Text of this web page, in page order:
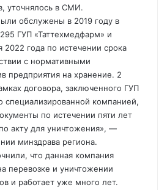
уточнялось в СМИ.
обслужены в 2019 году в
ГУП «Таттехмедфарм» и
2022 года по истечении срока
с нормативными
предприятия на хранение. 2
договора, заключенного ГУП
специализированной компанией,
по истечении пяти лет
акту для уничтожения», —
минздрава региона.
что данная компания
перевозке и уничтожении
и работает уже много лет.